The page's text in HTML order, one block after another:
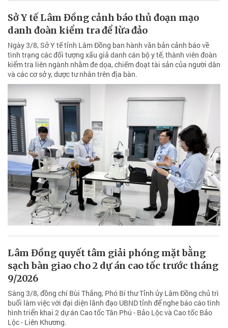
Sở Y tế Lâm Đồng cảnh báo thủ đoạn mạo
danh đoàn kiểm tra để lừa đảo
Ngày 3/8, Sở Y tế tỉnh Lâm Đồng ban hành văn bản cảnh báo về
tình trạng các đối tượng xấu giả danh cán bộ y tế, thành viên đoàn
kiểm tra liên ngành nhằm đe dọa, chiếm đoạt tài sản của người dân
và các cơ sở y, dược tư nhân trên địa bàn.
Lâm Đồng quyết tâm giải phóng mặt bằng
sạch bàn giao cho 2 dự án cao tốc trước tháng
9/2026
Sáng 3/8, đồng chí Bùi Thắng, Phó Bí thư Tỉnh ủy Lâm Đồng chủ trì
buổi làm việc với đại diện lãnh đạo UBND tỉnh để nghe báo cáo tình
hình triển khai 2 dự án Cao tốc Tân Phú - Bảo Lộc và Cao tốc Bảo
Lộc - Liên Khương.